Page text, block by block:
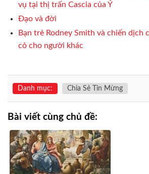
vụ tại thị trấn Cascia của Ý
Đạo và đời
Bạn trẻ Rodney Smith và chiến dịch
cỏ cho người khác
Danh mục: Chia Sẻ Tin Mừng
Bài viết cùng chủ đề: